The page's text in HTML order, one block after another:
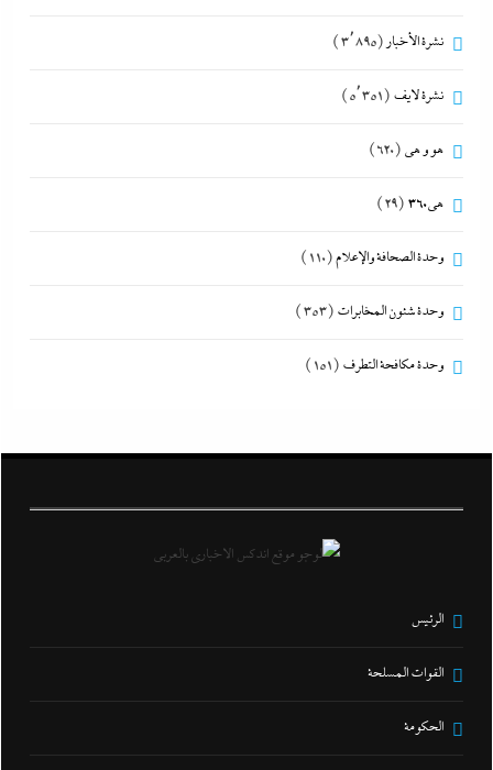
نشرة الأخبار (3٬895)
نشرة لايف (5٬351)
هو و هي (620)
هى360 (29)
وحدة الصحافة والإعلام(110)
وحدة شئون المخابرات (353)
وحدة مكافحة التطرف (151)
الرئيس
القوات المسلحة
الحكومة